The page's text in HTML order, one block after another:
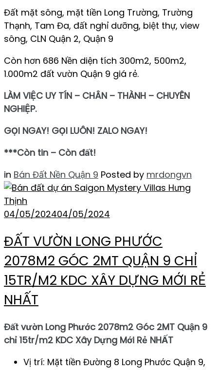
Đất mặt sông, mặt tiền Long Trường, Trường
Thạnh, Tam Đa, đất nghỉ dưỡng, biệt thự, view
sông, CLN Quận 2, Quận 9
Còn hơn 686 Nền diện tích 300m2, 500m2,
1.000m2 đất vườn Quận 9 giá rẻ.
LÀM VIỆC UY TÍN – CHÂN – THÀNH – CHUYÊN
NGHIỆP.
GỌI NGAY! GỌI LUÔN! ZALO NGAY!
***Còn tin – Còn đất!
in Bán Đất Nền Quận 9 Posted by mrdongvn
04/05/202404/05/2024
ĐẤT VƯỜN LONG PHƯỚC
2078M2 GÓC 2MT QUẬN 9 CHỈ
15TR/M2 KDC XÂY DỰNG MỚI RẺ
NHẤT
Đất vườn Long Phước 2078m2 Góc 2MT Quận 9
chỉ 15tr/m2 KDC Xây Dựng Mới Rẻ NHẤT
Vị trí: Mặt tiền Đường 8 Long Phước Quận 9,